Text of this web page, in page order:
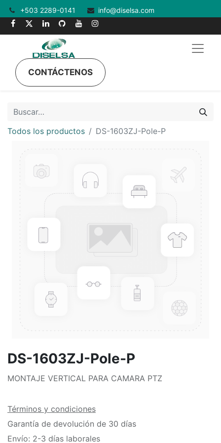
+503 2289-0141 info@diselsa.com
CONTÁCTENOS
Todos los productos DS-1603ZJ-Pole-P
DS-1603ZJ-Pole-P
MONTAJE VERTICAL PARA CAMARA PTZ
Términos y condiciones
Garantía de devolución de 30 días
Envío: 2-3 días laborales